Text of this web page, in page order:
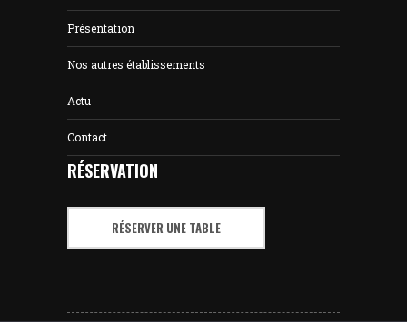
Présentation
Nos autres établissements
Actu
Contact
RÉSERVATION
RÉSERVER UNE TABLE